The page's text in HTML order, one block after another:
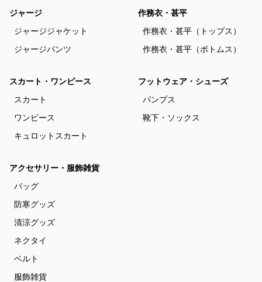
ジャージ
ジャージジャケット
ジャージパンツ
作務衣・甚平
作務衣・甚平（トップス）
作務衣・甚平（ボトムス）
スカート・ワンピース
スカート
ワンピース
キュロットスカート
フットウェア・シューズ
パンプス
靴下・ソックス
アクセサリー・服飾雑貨
バッグ
防寒グッズ
清涼グッズ
ネクタイ
ベルト
服飾雑貨